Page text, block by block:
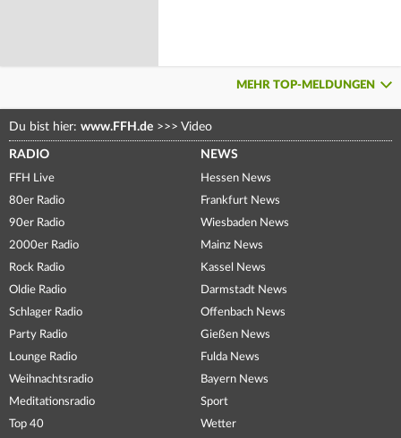
MEHR TOP-MELDUNGEN
Du bist hier: www.FFH.de >>> Video
RADIO
FFH Live
80er Radio
90er Radio
2000er Radio
Rock Radio
Oldie Radio
Schlager Radio
Party Radio
Lounge Radio
Weihnachtsradio
Meditationsradio
Top 40
NEWS
Hessen News
Frankfurt News
Wiesbaden News
Mainz News
Kassel News
Darmstadt News
Offenbach News
Gießen News
Fulda News
Bayern News
Sport
Wetter